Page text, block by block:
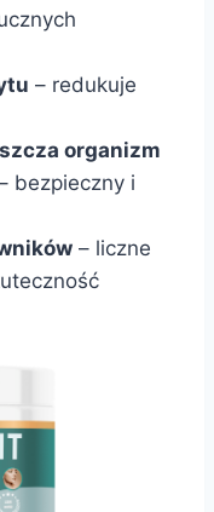
– redukuje
organizm
bezpieczny i
– liczne